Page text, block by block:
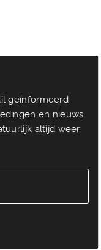
geïnformeerd
en nieuws
altijd weer